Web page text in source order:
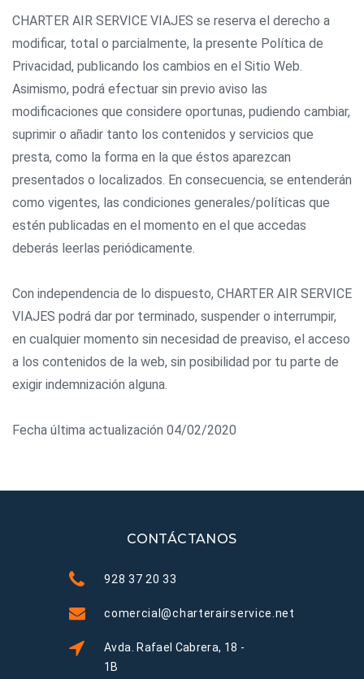
CHARTER AIR SERVICE VIAJES se reserva el derecho a
modificar, total o parcialmente, la presente Política de
Privacidad, publicando los cambios en el Sitio Web.
Asimismo, podrá efectuar sin previo aviso las
modificaciones que considere oportunas, pudiendo cambiar,
suprimir o añadir tanto los contenidos y servicios que
presta, como la forma en la que éstos aparezcan
presentados o localizados. En consecuencia, se entenderán
como vigentes, las condiciones generales/políticas que
estén publicadas en el momento en el que accedas
deberás leerlas periódicamente.
Con independencia de lo dispuesto, CHARTER AIR SERVICE
VIAJES podrá dar por terminado, suspender o interrumpir,
en cualquier momento sin necesidad de preaviso, el acceso
a los contenidos de la web, sin posibilidad por tu parte de
exigir indemnización alguna.
Fecha última actualización 04/02/2020
CONTÁCTANOS
928 37 20 33
comercial@charterairservice.net
Avda. Rafael Cabrera, 18 -
1B